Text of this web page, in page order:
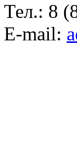
Тел.: 8
E-mail: